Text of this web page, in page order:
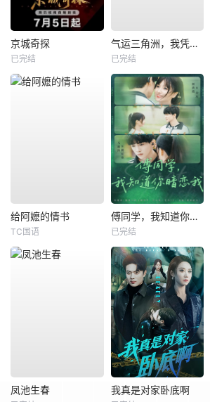
京城奇探
已完结
气运三角洲，我凭操作吊打全球
已完结
给阿嬷的情书
TC国语
傅同学，我知道你暗恋我
已完结
凤池生春 我真是对家卧底啊